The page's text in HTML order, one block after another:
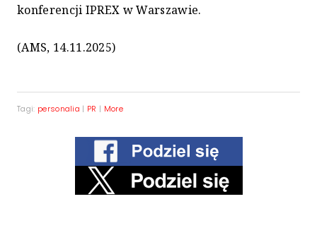
konferencji IPREX w Warszawie.
(AMS, 14.11.2025)
Tagi: personalia | PR | More